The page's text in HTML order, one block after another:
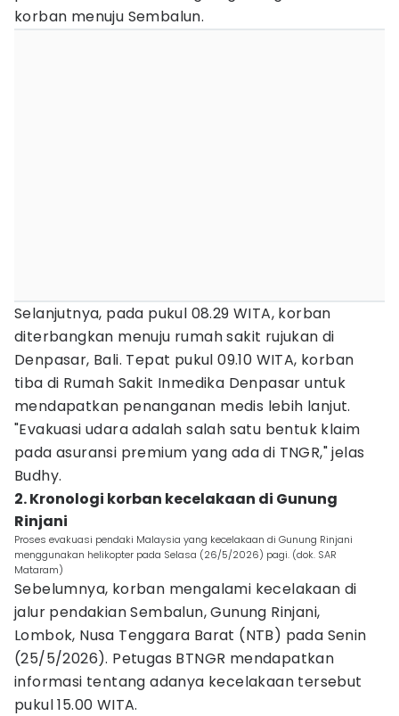
korban menuju Sembalun.
Selanjutnya, pada pukul 08.29 WITA, korban
diterbangkan menuju rumah sakit rujukan di
Denpasar, Bali. Tepat pukul 09.10 WITA, korban
tiba di Rumah Sakit Inmedika Denpasar untuk
mendapatkan penanganan medis lebih lanjut.
"Evakuasi udara adalah salah satu bentuk klaim
pada asuransi premium yang ada di TNGR," jelas
Budhy.
2. Kronologi korban kecelakaan di Gunung
Rinjani
Proses evakuasi pendaki Malaysia yang kecelakaan di Gunung Rinjani
menggunakan helikopter pada Selasa (26/5/2026) pagi. (dok. SAR
Mataram)
Sebelumnya, korban mengalami kecelakaan di
jalur pendakian Sembalun, Gunung Rinjani,
Lombok, Nusa Tenggara Barat (NTB) pada Senin
(25/5/2026). Petugas BTNGR mendapatkan
informasi tentang adanya kecelakaan tersebut
pukul 15.00 WITA.